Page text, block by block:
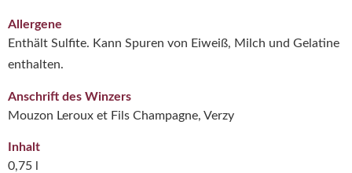
Allergene
Enthält Sulfite. Kann Spuren von Eiweiß, Milch und Gelatine
enthalten.
Anschrift des Winzers
Mouzon Leroux et Fils Champagne, Verzy
Inhalt
0,75 l